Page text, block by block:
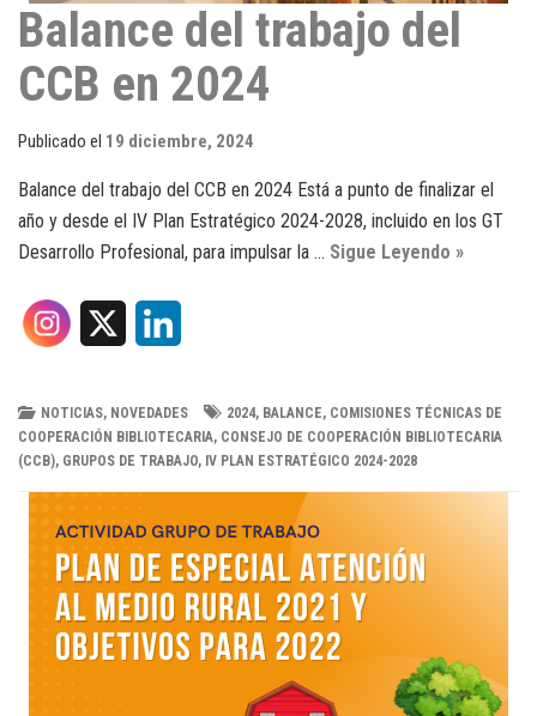
Balance del trabajo del
CCB en 2024
Publicado el 19 diciembre, 2024
Balance del trabajo del CCB en 2024 Está a punto de finalizar el
año y desde el IV Plan Estratégico 2024-2028, incluido en los GT
Desarrollo Profesional, para impulsar la … Sigue Leyendo »
n
k
d
n
NOTICIAS, NOVEDADES 2024, BALANCE, COMISIONES TÉCNICAS DE
COOPERACIÓN BIBLIOTECARIA, CONSEJO DE COOPERACIÓN BIBLIOTECARIA
(CCB), GRUPOS DE TRABAJO, IV PLAN ESTRATÉGICO 2024-2028